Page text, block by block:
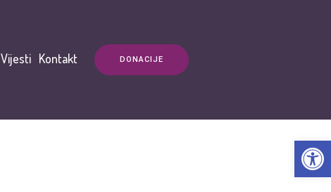
DONACIJE
Vijesti Kontakt